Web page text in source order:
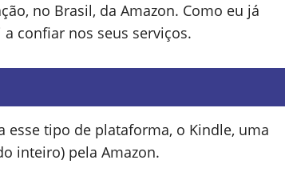
no Brasil, da Amazon. Como eu já
confiar nos seus serviços.
esse tipo de plataforma, o Kindle, uma
inteiro) pela Amazon.